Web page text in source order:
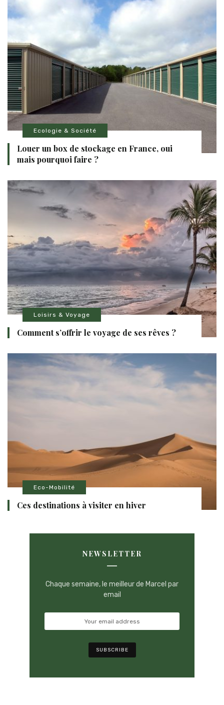
Ecologie & Société
Louer un box de stockage en France, oui
mais pourquoi faire ?
Loisirs & Voyage
Comment s’offrir le voyage de ses rêves ?
Eco-Mobilité
Ces destinations à visiter en hiver
NEWSLETTER
Chaque semaine, le meilleur de Marcel par
email